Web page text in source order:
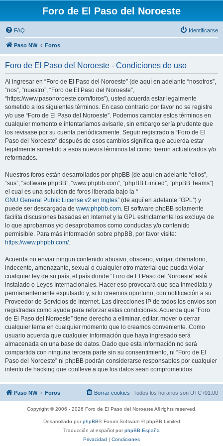
Foro de El Paso del Noroeste
FAQ Identificarse
Paso NW Foros
Foro de El Paso del Noroeste - Condiciones de uso
Al ingresar en “Foro de El Paso del Noroeste” (de aquí en adelante “nosotros”,
“nos”, “nuestro”, “Foro de El Paso del Noroeste”,
“https://www.pasonoroeste.com/foros”), usted acuerda estar legalmente
sometido a los siguientes términos. En caso contrario por favor no se registre
y/o use “Foro de El Paso del Noroeste”. Podemos cambiar estos términos en
cualquier momento e intentaríamos avisarle, sin embargo sería prudente que
los revisase por su cuenta periódicamente. Seguir registrado a “Foro de El
Paso del Noroeste” después de esos cambios significa que acuerda estar
legalmente sometido a esos nuevos términos tal como fueron actualizados y/o
reformados.
Nuestros foros están desarrollados por phpBB (de aquí en adelante “ellos”,
“sus”, “software phpBB”, “www.phpbb.com”, “phpBB Limited”, “phpBB Teams”)
el cual es una solución de foros liberada bajo la “
GNU General Public License v2 en Ingles” (de aquí en adelante “GPL”) y
puede ser descargada de www.phpbb.com. El software phpBB solamente
facilita discusiones basadas en Internet y la GPL estrictamente los excluye de
lo que aprobamos y/o desaprobamos como conductas y/o contenido
permisible. Para más información sobre phpBB, por favor visite:
https://www.phpbb.com/.
Acuerda no enviar ningun contenido abusivo, obsceno, vulgar, difamatorio,
indecente, amenazante, sexual o cualquier otro material que pueda violar
cualquier ley de su país, el país donde “Foro de El Paso del Noroeste” está
instalado o Leyes Internacionales. Hacer eso provocará que sea inmediata y
permanentemente expulsado y, si lo creemos oportuno, con notificación a su
Proveedor de Servicios de Internet. Las direcciones IP de todos los envíos son
registradas como ayuda para reforzar estas condiciones. Acuerda que “Foro
de El Paso del Noroeste” tiene derecho a eliminar, editar, mover o cerrar
cualquier tema en cualquier momento que lo creamos conveniente. Como
usuario acuerda que cualquier información que haya ingresado será
almacenada en una base de datos. Dado que esta información no será
compartida con ninguna tercera parte sin su consentimiento, ni “Foro de El
Paso del Noroeste” ni phpBB podrán considerarse responsables por cualquier
intento de hacking que conlleve a que los datos sean comprometidos.
Paso NW Foros Todos los horarios son UTC+01:00
Borrar cookies
Copyright © 2006 - 2026 Foro de El Paso del Noroeste All rights reserved.
Desarrollado porphpBB® Forum Software © phpBB Limited
Traducción al español porphpBB España
Privacidad | Condiciones